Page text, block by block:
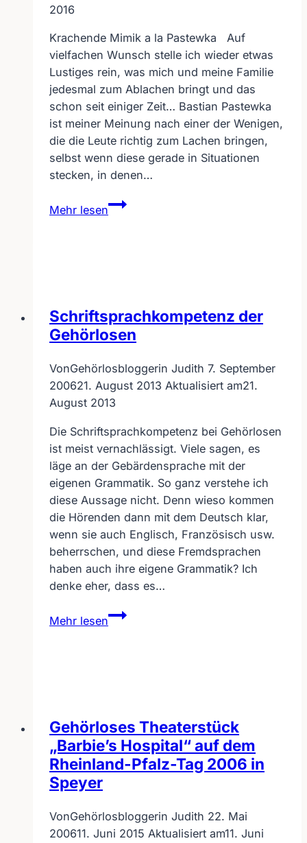
2016
Krachende Mimik a la Pastewka Auf
vielfachen Wunsch stelle ich wieder etwas
Lustiges rein, was mich und meine Familie
jedesmal zum Ablachen bringt und das
schon seit einiger Zeit… Bastian Pastewka
ist meiner Meinung nach einer der Wenigen,
die die Leute richtig zum Lachen bringen,
selbst wenn diese gerade in Situationen
stecken, in denen…
Mehr lesen
Krachende
Mimik
Schriftsprachkompetenz der
Gehörlosen
VonGehörlosbloggerin Judith 7. September
200621. August 2013 Aktualisiert am21.
August 2013
Die Schriftsprachkompetenz bei Gehörlosen
ist meist vernachlässigt. Viele sagen, es
läge an der Gebärdensprache mit der
eigenen Grammatik. So ganz verstehe ich
diese Aussage nicht. Denn wieso kommen
die Hörenden dann mit dem Deutsch klar,
wenn sie auch Englisch, Französisch usw.
beherrschen, und diese Fremdsprachen
haben auch ihre eigene Grammatik? Ich
denke eher, dass es…
Mehr lesen
Schriftsprachkompetenz
der
Gehörloses Theaterstück
„Barbie’s Hospital“ auf dem
Rheinland-Pfalz-Tag 2006 in
Speyer
VonGehörlosbloggerin Judith 22. Mai
200611. Juni 2015 Aktualisiert am11. Juni